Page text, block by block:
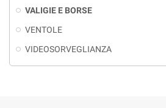
VALIGIE E BORSE
VENTOLE
VIDEOSORVEGLIANZA